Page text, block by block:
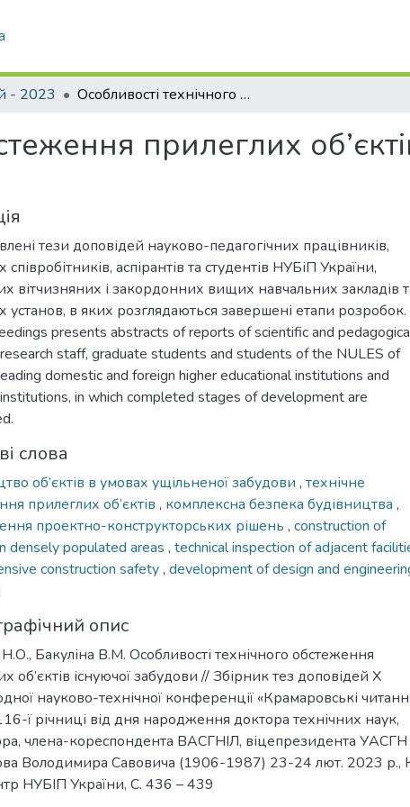
- 2023 Особливості технічного обстеження прилеглих об’єктів існуючої забудови
прилеглих
тези доповідей науково-педагогічних працівників,
співробітників, аспірантів та студентів НУБіП України,
вітчизняних і закордонних вищих навчальних закладів
установ, в яких розглядаються завершені етапи розробок.
presents abstracts of reports of scientific and
staff, graduate students and students of the NULES of
domestic and foreign higher educational institutions and
in which completed stages of development are
слова
об’єктів в умовах ущільненої забудови , технічне
прилеглих об’єктів , комплексна безпека будівництва ,
проектно-конструкторських рішень , construction of
densely populated areas , technical inspection of adjacent
construction safety, development of design and
опис
Бакуліна В.М. Особливості технічного обстеження
об’єктів існуючої забудови // Збірник тез доповідей Х
науково-технічної конференції «Крамаровські
ї річниці від дня народження доктора технічних наук,
члена-кореспондента ВАСГНІЛ, віцепрезидента УАСГН
Володимира Савовича (1906-1987) 23-24 лют. 2023 р.,
НУБІП України, С. 436 – 439